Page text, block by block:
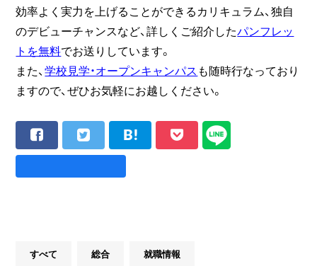
効率よく実力を上げることができるカリキュラム、独自
のデビューチャンスなど、詳しくご紹介したパンフレッ
トを無料でお送りしています。
また、学校見学・オープンキャンパス も随時行なっており
ますので、ぜひお気軽にお越しください。
すべて 総合 就職情報